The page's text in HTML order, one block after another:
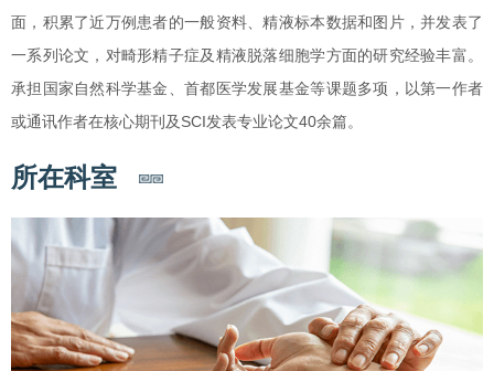
面，积累了近万例患者的一般资料、精液标本数据和图片，并发表了
一系列论文，对畸形精子症及精液脱落细胞学方面的研究经验丰富。
承担国家自然科学基金、首都医学发展基金等课题多项，以第一作者
或通讯作者在核心期刊及SCI发表专业论文40余篇。
所在科室